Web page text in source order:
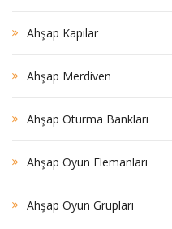
Ahşap Kapılar
Ahşap Merdiven
Ahşap Oturma Bankları
Ahşap Oyun Elemanları
Ahşap Oyun Grupları